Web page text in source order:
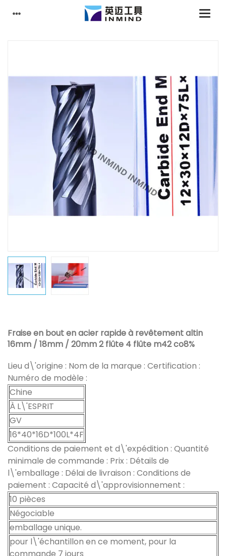
Fraise en bout en acier rapide à revêtement altin
16mm / 18mm / 20mm 2 flûte 4 flûte m42 co8%
Lieu d\'origine : Nom de la marque : Certification :
Numéro de modèle :
Chine
À L\'ESPRIT
GV
16*40*16D*100L*4F
Conditions de paiement et d\'expédition : Quantité
minimale de commande : Prix : Détails de
l\'emballage : Délai de livraison : Conditions de
paiement : Capacité d\'approvisionnement :
10 pièces
Négociable
emballage unique.
pour l\'échantillon en ce moment, pour la
commande 7 jours